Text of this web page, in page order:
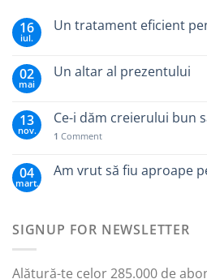
16
iul.
Un tratament eficient
02
mai
Un altar al prezentului
13
nov.
Ce-i dăm creierului bun
1 Comment
04
mart.
Am vrut să fiu aproape
SIGNUP FOR NEWSLETTER
Alătură-te celor 285.000 de